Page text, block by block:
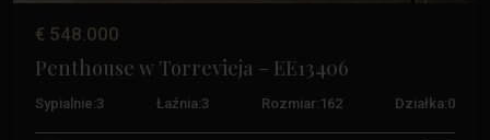
€ 548.000
Penthouse w Torrevieja – EE13406
Sypialnie:3 Łaźnia:3 Rozmiar: 162 Działka:0